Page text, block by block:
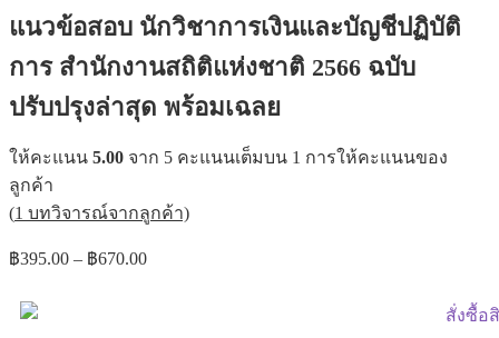
แนวข้อสอบ นักวิชาการเงินและบัญชีปฏิบัติ
การ สำนักงานสถิติแห่งชาติ 2566 ฉบับ
ปรับปรุงล่าสุด พร้อมเฉลย
ให้คะแนน 5.00 จาก 5 คะแนนเต็มบน 1 การให้คะแนนของ
ลูกค้า
(1 บทวิจารณ์จากลูกค้า)
฿395.00 – ฿670.00